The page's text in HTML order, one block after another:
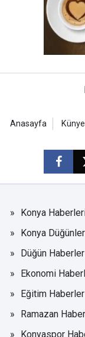
Anasayfa Künye
Konya
Konya
Düğün
Ekonomi
Eğitim
Ramazan
Konyaspor